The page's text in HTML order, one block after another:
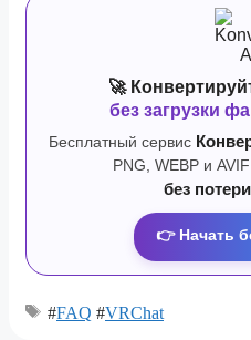
🚀
без загрузки
Бесплатный сервис
PNG, WEBP и
без
👉 Начать
#FAQ #VRChat